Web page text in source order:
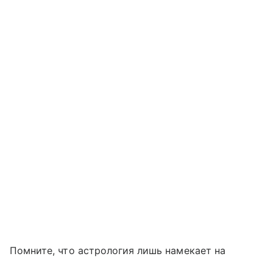
Помните, что астрология лишь намекает на